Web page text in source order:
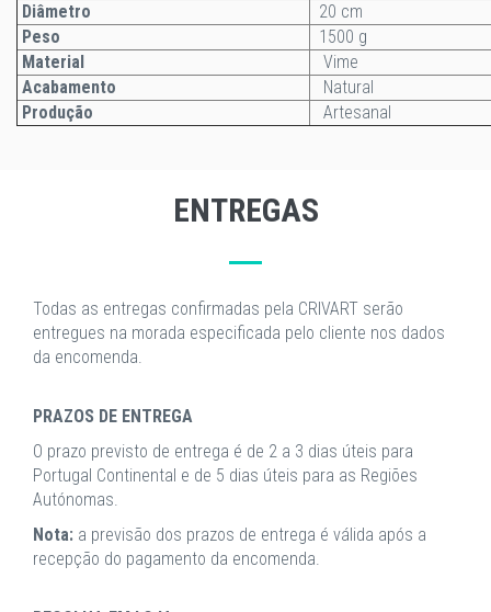
Diâmetro
20 cm
Peso
1500 g
Material
Vime
Acabamento
Natural
Produção
Artesanal
ENTREGAS
Todas as entregas confirmadas pela CRIVART serão
entregues na morada especificada pelo cliente nos dados
da encomenda.
PRAZOS DE ENTREGA
O prazo previsto de entrega é de 2 a 3 dias úteis para
Portugal Continental e de 5 dias úteis para as Regiões
Autónomas.
Nota: a previsão dos prazos de entrega é válida após a
recepção do pagamento da encomenda.